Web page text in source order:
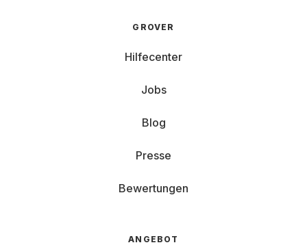
GROVER
Hilfecenter
Jobs
Blog
Presse
Bewertungen
ANGEBOT